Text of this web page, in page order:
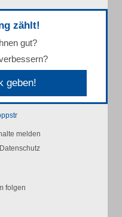
zählt!
gut?
geben!
melden
Datenschutz
folgen